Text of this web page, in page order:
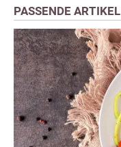
PASSENDE ARTIKEL